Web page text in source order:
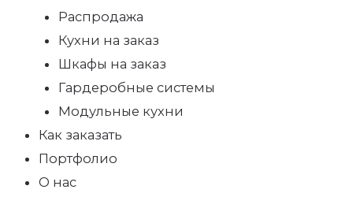
Распродажа
Кухни на заказ
Шкафы на заказ
Гардеробные системы
Модульные кухни
Как заказать
Портфолио
О нас